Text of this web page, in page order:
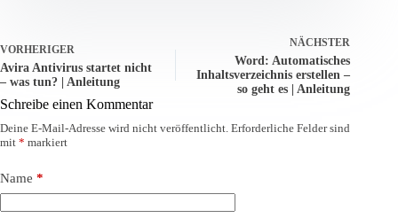
VORHERIGER
Avira Antivirus startet nicht
– was tun? | Anleitung
NÄCHSTER
Word: Automatisches
Inhaltsverzeichnis erstellen –
so geht es | Anleitung
Schreibe einen Kommentar
Deine E-Mail-Adresse wird nicht veröffentlicht. Erforderliche Felder sind
mit * markiert
Name *